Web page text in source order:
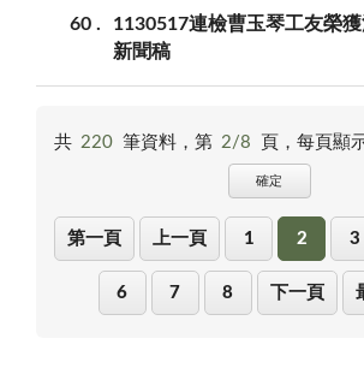
60
1130517連檢曹玉琴工友榮
新聞稿
共 220 筆資料，第 2/8 頁， 每頁顯
確定
第一頁 上一頁 1 2 3
6 7 8 下一頁